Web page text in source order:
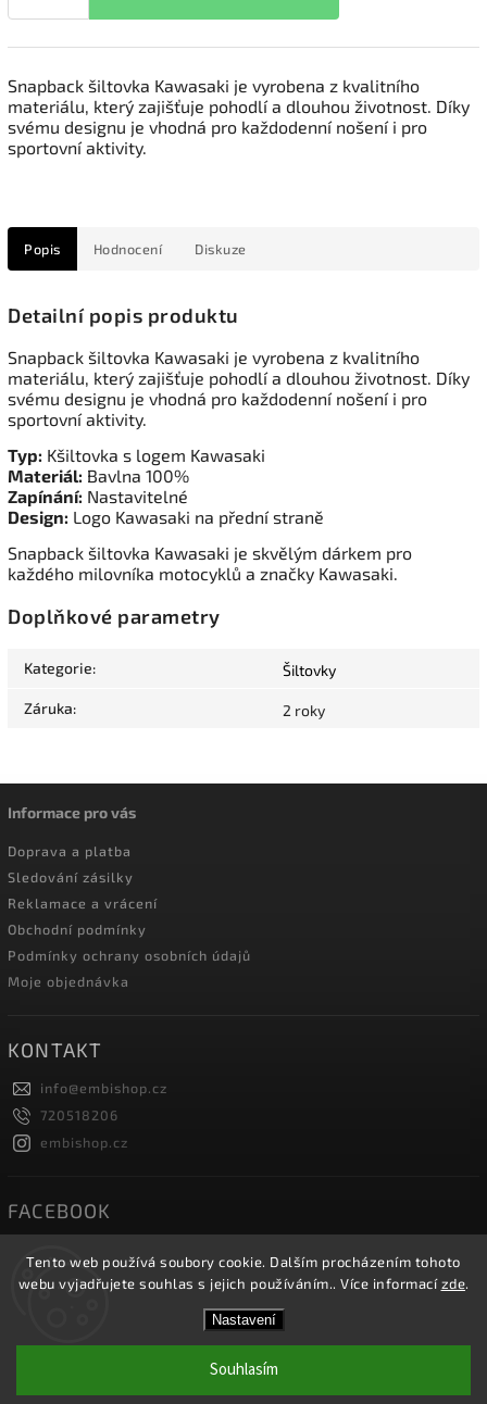
Tento web používá soubory cookie. Dalším procházením tohoto
webu vyjadřujete souhlas s jejich používáním.. Více informacízde.
Nastavení
Souhlasím
Snapback šiltovka Kawasaki je vyrobena z kvalitního
materiálu, který zajišťuje pohodlí a dlouhou životnost. Díky
svému designu je vhodná pro každodenní nošení i pro
sportovní aktivity.
Popis Hodnocení Diskuze
Detailní popis produktu
Snapback šiltovka Kawasaki je vyrobena z kvalitního
materiálu, který zajišťuje pohodlí a dlouhou životnost. Díky
svému designu je vhodná pro každodenní nošení i pro
sportovní aktivity.
Typ: Kšiltovka s logem Kawasaki
Materiál: Bavlna 100%
Zapínání: Nastavitelné
Design: Logo Kawasaki na přední straně
Snapback šiltovka Kawasaki je skvělým dárkem pro
každého milovníka motocyklů a značky Kawasaki.
Doplňkové parametry
Kategorie: Šiltovky
Záruka: 2 roky
Informace pro vás
Doprava a platba
Sledování zásilky
Reklamace a vrácení
Obchodní podmínky
Podmínky ochrany osobních údajů
Moje objednávka
KONTAKT
info@embishop.cz
720518206
embishop.cz
FACEBOOK
Embishop.cz. Všechna práva vyhrazena.
Shoptet| DesignShoptak.cz.